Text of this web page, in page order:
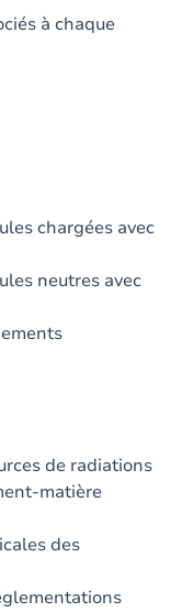
à chaque
chargées avec
neutres avec
de radiations
matière
des